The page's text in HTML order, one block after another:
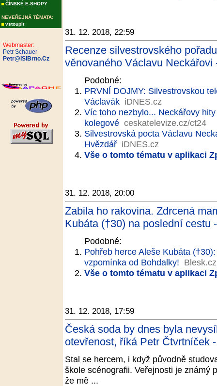
ČÍNSKÉ E-SHOPY
NEVEŘEJNÁ TÉMATA:
vstoupit
Webmaster:
Petr Schauer
Petr@ISIBrno.Cz
31. 12. 2018, 22:59
Recenze silvestrovského
věnovaného Václavu Neckářovi
Podobné:
PRVNÍ DOJMY: Silvestrovskou
Václavák iDNES.cz
Víc toho nezbylo... Neckářovy
kolegové ceskatelevize.cz/ct24
Silvestrovská pocta Václavu
Hvězdář iDNES.cz
Vše o tomto tématu v aplikaci
31. 12. 2018, 20:00
Zabila ho rakovina. Zdrcená
Kubáta (†30) na poslední cestu
Podobné:
Pohřeb herce Aleše Kubáta
vzpomínka od Bohdalky! Blesk.cz
Vše o tomto tématu v aplikaci
31. 12. 2018, 17:59
Česká soda by dnes byla
otevřenost, říká Petr Čtvrtníček
Stal se hercem, i když původně
škole scénografii. Veřejnosti je známý
že mě ...